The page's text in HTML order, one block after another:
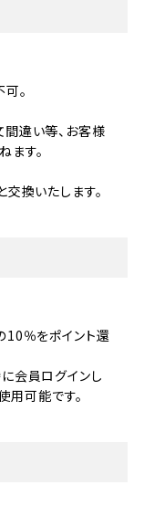
。
違い等、お客様
す。
換いたします。
10％をポイント還
会員ログインし
用可能です。